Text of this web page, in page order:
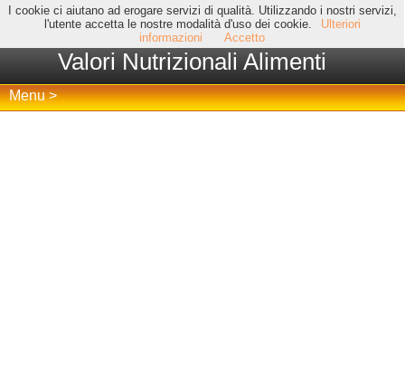
I cookie ci aiutano ad erogare servizi di qualità. Utilizzando i nostri servizi,
l'utente accetta le nostre modalità d'uso dei cookie.
Ulteriori
informazioni
Accetto
Valori Nutrizionali Alimenti
Menu >